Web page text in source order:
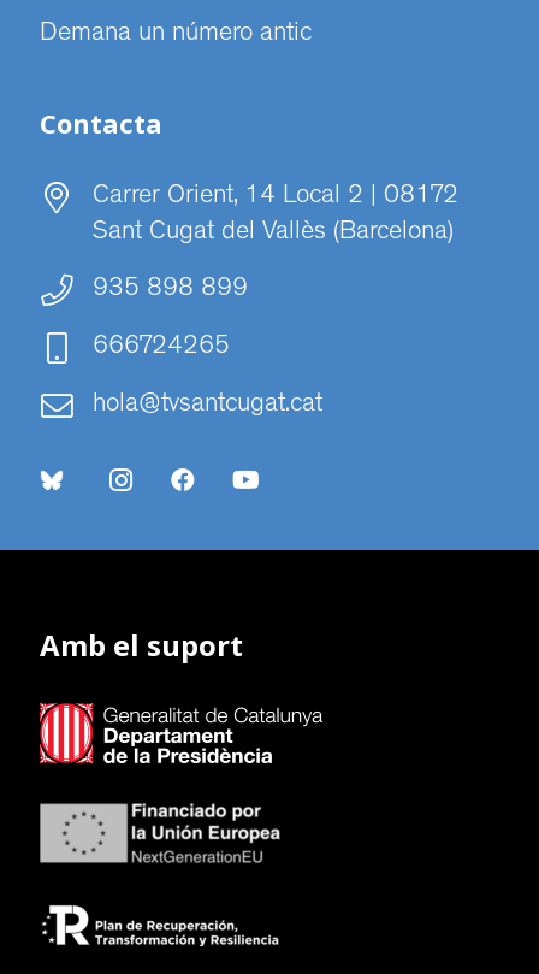
Demana un número antic
Contacta
Carrer Orient, 14 Local 2 | 08172
Sant Cugat del Vallès (Barcelona)
935 898 899
666724265
hola@tvsantcugat.cat
Amb el suport